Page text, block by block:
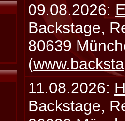
09.08.2026:
Backstage,
80639
(
11.08.2026:
Backstage,